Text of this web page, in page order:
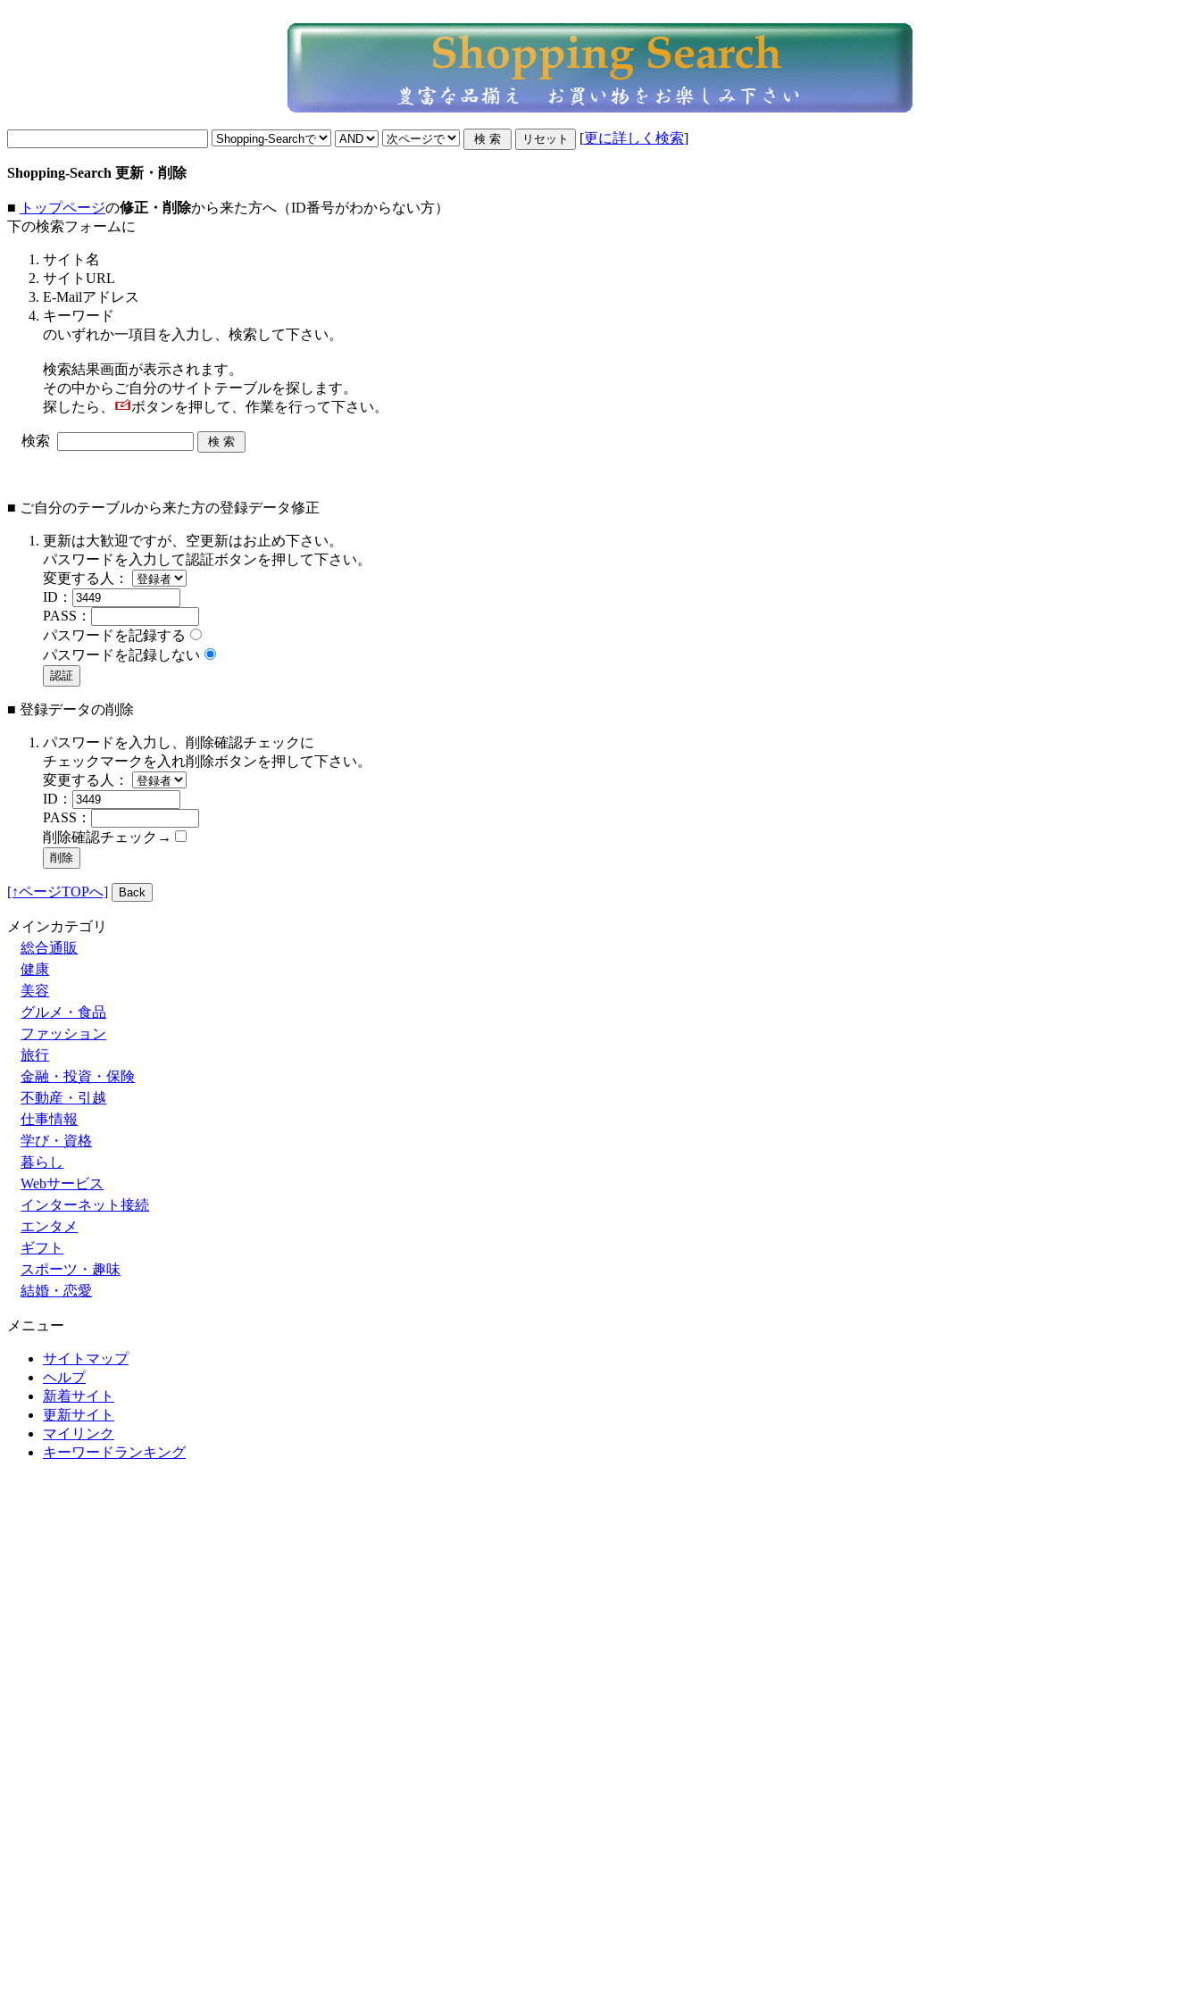
[更に詳しく検索]
Shopping-Search 更新・削除
■ トップページの修正・削除から来た方へ（ID番号がわからない方）
下の検索フォームに
サイト名
サイトURL
E-Mailアドレス
キーワード
のいずれか一項目を入力し、検索して下さい。
検索結果画面が表示されます。
その中からご自分のサイトテーブルを探します。
探したら、
ボタンを押して、作業を行って下さい。
検索
■ ご自分のテーブルから来た方の登録データ修正
更新は大歓迎ですが、空更新はお止め下さい。
パスワードを入力して認証ボタンを押して下さい。
変更する人：
ID：
PASS：
パスワードを記録する
パスワードを記録しない
■ 登録データの削除
パスワードを入力し、削除確認チェックに
チェックマークを入れ削除ボタンを押して下さい。
変更する人：
ID：
PASS：
削除確認チェック→
[↑ページTOPへ]
メインカテゴリ
総合通販
健康
美容
グルメ・食品
ファッション
旅行
金融・投資・保険
不動産・引越
仕事情報
学び・資格
暮らし
Webサービス
インターネット接続
エンタメ
ギフト
スポーツ・趣味
結婚・恋愛
メニュー
サイトマップ
ヘルプ
新着サイト
更新サイト
マイリンク
キーワードランキング